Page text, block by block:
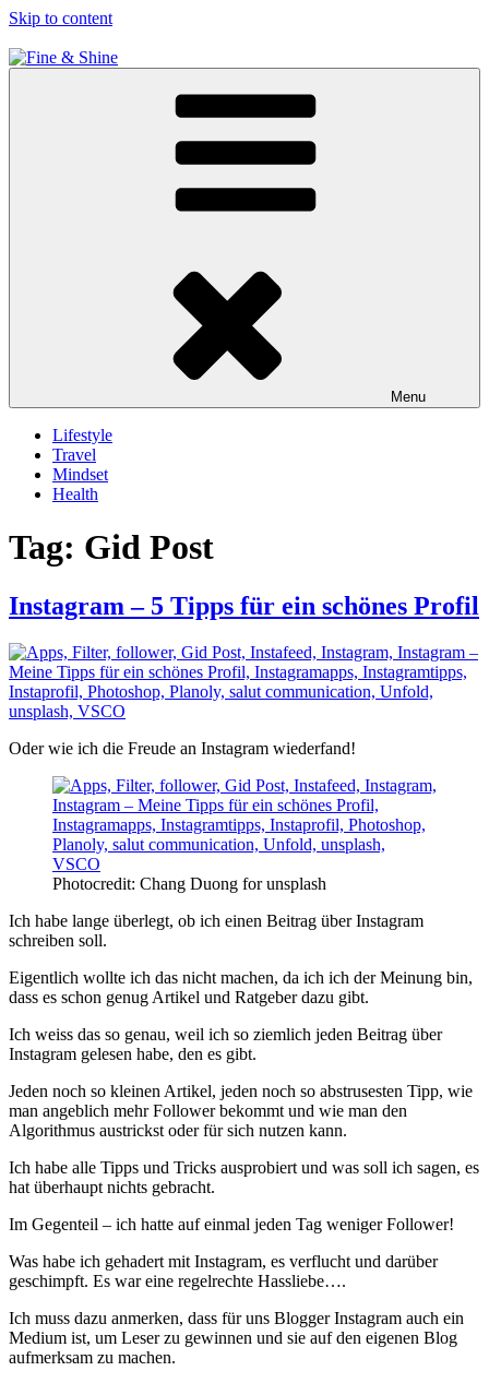
Skip to content
Menu
Lifestyle
Travel
Mindset
Health
Tag: Gid Post
Instagram – 5 Tipps für ein schönes Profil
Oder wie ich die Freude an Instagram wiederfand!
Photocredit: Chang Duong for unsplash
Ich habe lange überlegt, ob ich einen Beitrag über Instagram
schreiben soll.
Eigentlich wollte ich das nicht machen, da ich ich der Meinung bin,
dass es schon genug Artikel und Ratgeber dazu gibt.
Ich weiss das so genau, weil ich so ziemlich jeden Beitrag über
Instagram gelesen habe, den es gibt.
Jeden noch so kleinen Artikel, jeden noch so abstrusesten Tipp, wie
man angeblich mehr Follower bekommt und wie man den
Algorithmus austrickst oder für sich nutzen kann.
Ich habe alle Tipps und Tricks ausprobiert und was soll ich sagen, es
hat überhaupt nichts gebracht.
Im Gegenteil – ich hatte auf einmal jeden Tag weniger Follower!
Was habe ich gehadert mit Instagram, es verflucht und darüber
geschimpft. Es war eine regelrechte Hassliebe….
Ich muss dazu anmerken, dass für uns Blogger Instagram auch ein
Medium ist, um Leser zu gewinnen und sie auf den eigenen Blog
aufmerksam zu machen.